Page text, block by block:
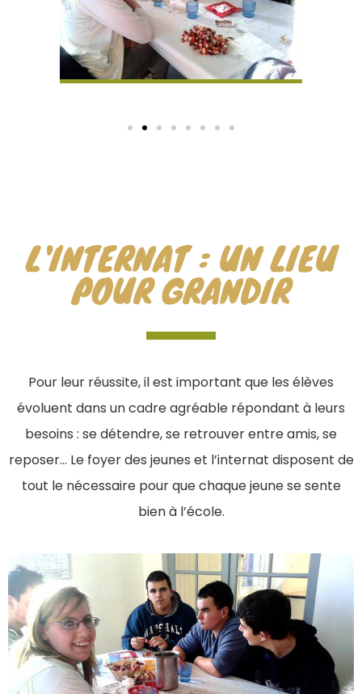
L'INTERNAT : UN LIEU
POUR GRANDIR
Pour leur réussite, il est important que les élèves
évoluent dans un cadre agréable répondant à leurs
besoins : se détendre, se retrouver entre amis, se
reposer… Le foyer des jeunes et l’internat disposent de
tout le nécessaire pour que chaque jeune se sente
bien à l’école.